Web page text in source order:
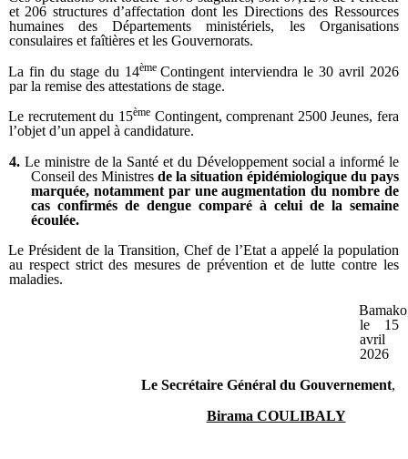
et 206 structures d’affectation dont les Directions des Ressources
humaines des Départements ministériels, les Organisations
consulaires et faîtières et les Gouvernorats.
La fin du stage du 14ème Contingent interviendra le 30 avril 2026
par la remise des attestations de stage.
Le recrutement du 15èmeContingent, comprenant 2500 Jeunes, fera
l’objet d’un appel à candidature.
4. Le ministre de la Santé et du Développement social a informé le
Conseil des Ministres de la situation épidémiologique du pays
marquée, notamment par une augmentation du nombre de
cas confirmés de dengue comparé à celui de la semaine
écoulée.
Le Président de la Transition, Chef de l’Etat a appelé la population
au respect strict des mesures de prévention et de lutte contre les
maladies.
le 15
avril
2026
Le Secrétaire Général du Gouvernement,
Birama COULIBALY